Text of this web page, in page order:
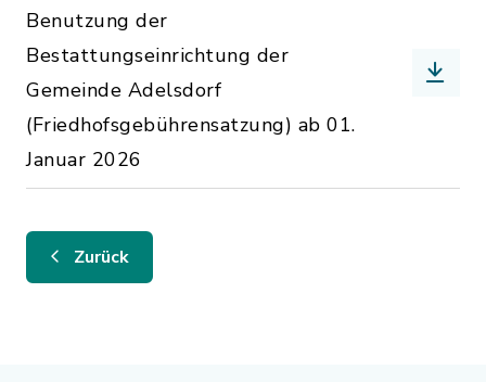
Benutzung der
Bestattungseinrichtung der
Gemeinde Adelsdorf
(Friedhofsgebührensatzung) ab 01.
Januar 2026
Zurück